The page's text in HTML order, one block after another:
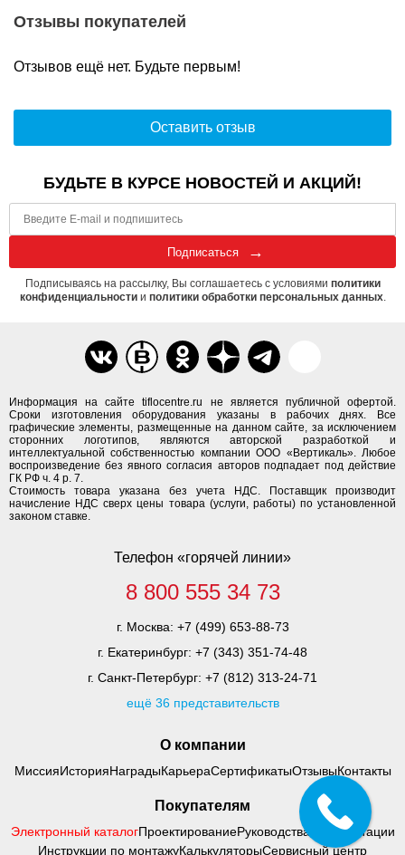
Отзывы покупателей
Отзывов ещё нет. Будьте первым!
Оставить отзыв
О компании
МиссияИсторияНаградыКарьераСертификатыОтзывыКонтакты
Информация на сайте tiflocentre.ru не является публичной офертой.
Сроки изготовления оборудования указаны в рабочих днях. Все
графические элементы, размещенные на данном сайте, за исключением
сторонних логотипов, являются авторской разработкой и
интеллектуальной собственностью компании ООО «Вертикаль». Любое
воспроизведение без явного согласия авторов подпадает под действие
ГК РФ ч. 4 р. 7.
Стоимость товара указана без учета НДС. Поставщик производит
начисление НДС сверх цены товара (услуги, работы) по установленной
законом ставке.
Покупателям
Электронный каталогПроектированиеРуководства по адаптации
Инструкции по монтажуКалькуляторыСервисный центр
Телефон «горячей линии»
8 800 555 34 73
г. Москва: +7 (499) 653-88-73
г. Екатеринбург: +7 (343) 351-74-48
г. Санкт-Петербург: +7 (812) 313-24-71
ещё 36 представительств
БУДЬТЕ В КУРСЕ НОВОСТЕЙ И АКЦИЙ!
Подписаться
Подписываясь на рассылку, Вы соглашаетесь с условиями политики
конфиденциальностии политики обработки персональных данных.